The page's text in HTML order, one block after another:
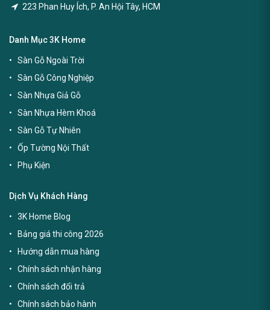
223 Phan Huy Ích, P. An Hội Tây, HCM
Danh Mục 3K Home
Sàn Gỗ Ngoài Trời
Sàn Gỗ Công Nghiệp
Sàn Nhựa Giả Gỗ
Sàn Nhựa Hèm Khoá
Sàn Gỗ Tự Nhiên
Ốp Tường Nội Thất
Phụ Kiện
Dịch Vụ Khách Hàng
3K Home Blog
Bảng giá thi công 2026
Hướng dẫn mua hàng
Chính sách nhận hàng
Chính sách đổi trả
Chính sách bảo hành